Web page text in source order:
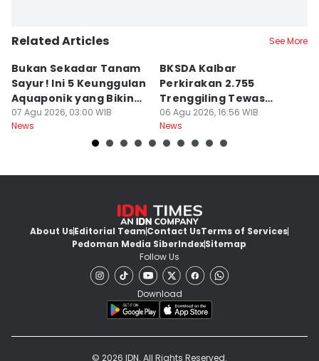
Related Articles See More
Bukan Sekadar Tanam
Sayur! Ini 5 Keunggulan
Aquaponik yang Bikin
Takjub
07 Agu 2026, 03:00 WIB
News
BKSDA Kalbar
Perkirakan 2.755
Trenggiling Tewas
untuk Dapat 551 Kg Sisik
06 Agu 2026, 16:56 WIB
News
About UsEditorial TeamContact UsTerms of Services
Pedoman Media SiberIndexSitemap
Follow Us
Download
© 2026 IDN. All Rights Reserved.